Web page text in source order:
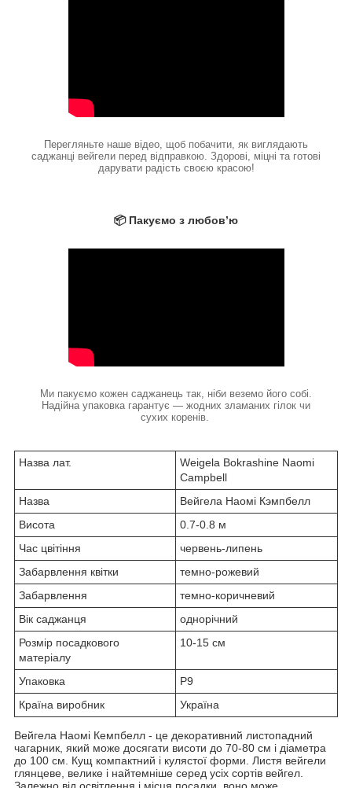
Перегляньте наше відео, щоб побачити, як виглядають
саджанці вейгели перед відправкою. Здорові, міцні та готові
дарувати радість своєю красою!
📦 Пакуємо з любов’ю
Ми пакуємо кожен саджанець так, ніби веземо його собі.
Надійна упаковка гарантує — жодних зламаних гілок чи
сухих коренів.
Назва лат.
Weigela Bokrashine Naomi
Campbell
Назва
Вейгела Наомі Кэмпбелл
Висота
0.7-0.8 м
Час цвітіння
червень-липень
Забарвлення квітки
темно-рожевий
Забарвлення
темно-коричневий
Вік саджанця
однорічний
Розмір посадкового
матеріалу
10-15 см
Упаковка
Р9
Країна виробник
Україна
Вейгела Наомі Кемпбелл - це декоративний листопадний
чагарник, який може досягати висоти до 70-80 см і діаметра
до 100 см. Кущ компактний і кулястої форми. Листя вейгели
глянцеве, велике і найтемніше серед усіх сортів вейгел.